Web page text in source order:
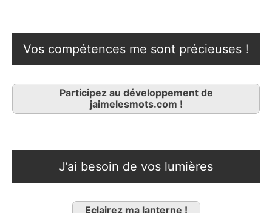
Vos compétences me sont précieuses !
Participez au développement de
jaimelesmots.com !
J’ai besoin de vos lumières
Eclairez ma lanterne !